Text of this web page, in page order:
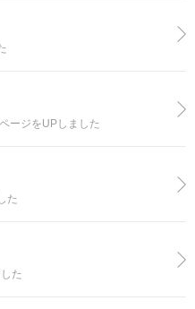
ージをUPしました
た
た